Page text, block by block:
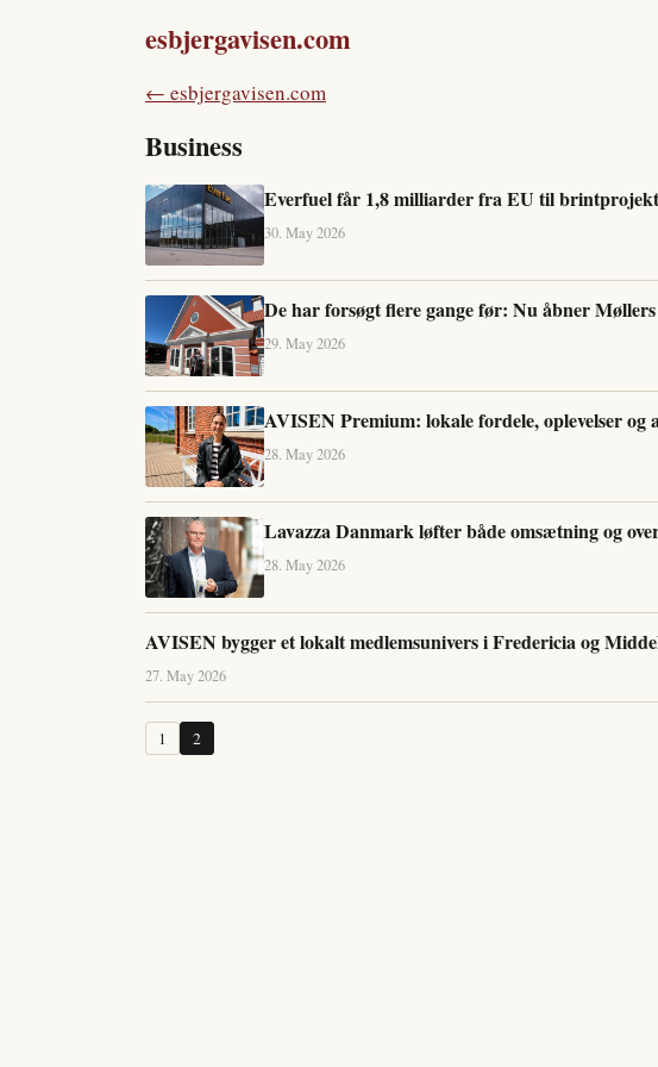
esbjergavisen.com
← esbjergavisen.com
Business
Everfuel får 1,8 milliarder fra EU til
30. May 2026
De har forsøgt flere gange før: Nu åbner
29. May 2026
AVISEN Premium: lokale fordele, oplevelser og
28. May 2026
Lavazza Danmark løfter både omsætning og
28. May 2026
AVISEN bygger et lokalt medlemsunivers i Fredericia og
27. May 2026
1 2